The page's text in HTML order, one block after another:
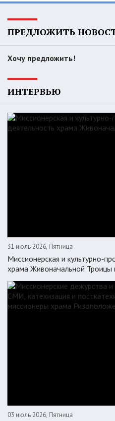
ПРЕДЛОЖИТЬ
Хочу предложить!
ИНТЕРВЬЮ
31 июль 2026, Пятница
Миссионерская и культурно-
храма Живоначальной Троицы
03 июль 2026, Пятница